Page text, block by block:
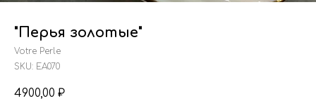
"Перья золотые"
Votre Perle
SKU: EA070
4900,00 ₽